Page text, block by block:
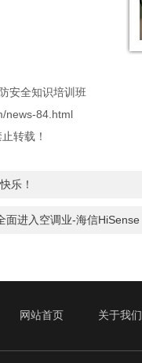
安全知识培训班
news-84.html
转载！
乐！
面进入空调业-海信HiSense
网站首页 关于我们